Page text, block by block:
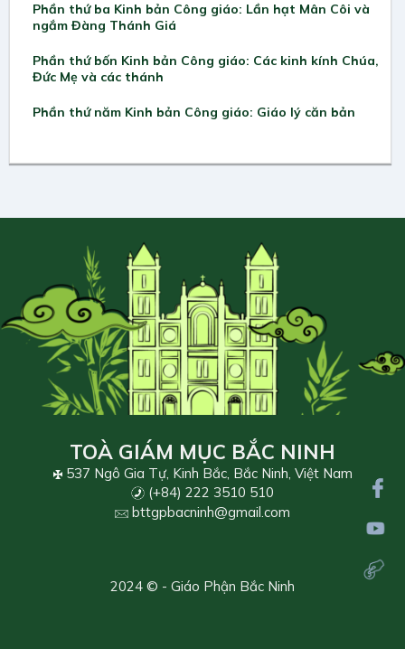
Phần thứ ba Kinh bản Công giáo: Lần hạt Mân Côi và
ngắm Đàng Thánh Giá
Phần thứ bốn Kinh bản Công giáo: Các kinh kính Chúa,
Đức Mẹ và các thánh
Phần thứ năm Kinh bản Công giáo: Giáo lý căn bản
TOÀ GIÁM MỤC BẮC NINH
537 Ngô Gia Tự, Kinh Bắc, Bắc Ninh, Việt Nam
(+84) 222 3510 510
bttgpbacninh@gmail.com
2024 © - Giáo Phận Bắc Ninh